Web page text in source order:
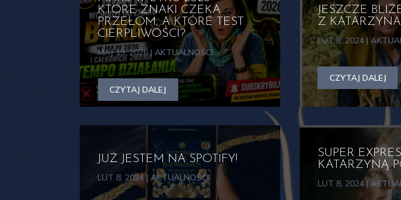
Razem odkrywajmy niekończący się nurt wiedzy ezoterycznej. Czerp z
szlak życiowy. Zadzwoń, skontaktuj się, a razem eksplorujmy tajemnice kosmosu i
Niech gwiazdy zawsze świecą na Twojej drodze!
KTÓRE ZNAKI CZEKA
PRZEŁOM, A KTÓRE TEST
CIERPLIWOŚCI?
MAJ 19, 2026|AKTUALNOŚCI
CZYTAJ DALEJ
JUŻ JESTEM NA SPOTIFY!
LUT 8, 2024 |AKTUALNOŚCI
JESZCZE
Z
LUT 8, 2024|
CZYTAJ DALEJ
SUPER
KATARZYNĄ
LUT 8, 2024|